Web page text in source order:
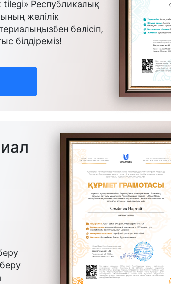
tilegi» Республикалық
желілік
бөлісіп,
білдіреміз!